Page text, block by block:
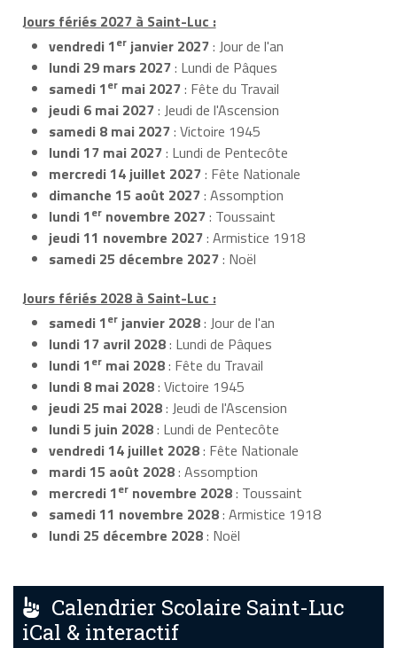
Jours fériés 2027 à Saint-Luc :
vendredi 1er janvier 2027: Jour de l'an
lundi 29 mars 2027: Lundi de Pâques
samedi 1er mai 2027: Fête du Travail
jeudi 6 mai 2027: Jeudi de l'Ascension
samedi 8 mai 2027: Victoire 1945
lundi 17 mai 2027: Lundi de Pentecôte
mercredi 14 juillet 2027: Fête Nationale
dimanche 15 août 2027: Assomption
lundi 1er novembre 2027: Toussaint
jeudi 11 novembre 2027: Armistice 1918
samedi 25 décembre 2027: Noël
Jours fériés 2028 à Saint-Luc :
samedi 1er janvier 2028: Jour de l'an
lundi 17 avril 2028: Lundi de Pâques
lundi 1er mai 2028: Fête du Travail
lundi 8 mai 2028: Victoire 1945
jeudi 25 mai 2028: Jeudi de l'Ascension
lundi 5 juin 2028: Lundi de Pentecôte
vendredi 14 juillet 2028: Fête Nationale
mardi 15 août 2028: Assomption
mercredi 1er novembre 2028: Toussaint
samedi 11 novembre 2028: Armistice 1918
lundi 25 décembre 2028: Noël
Calendrier Scolaire Saint-Luc
iCal & interactif